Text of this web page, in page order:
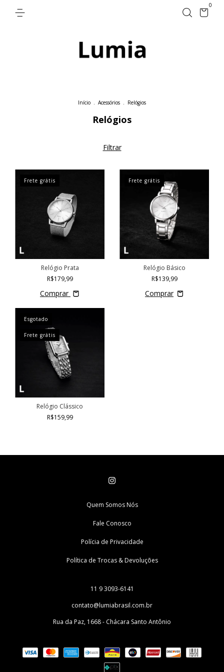
0
Início . Acessórios . Relógios
Relógios
Filtrar
Frete grátis
Relógio Prata
R$179,99
Comprar
Frete grátis
Relógio Básico
R$139,99
Esgotado
Frete grátis
Relógio Clássico
R$159,99
Quem Somos Nós
Fale Conosco
Polícia de Privacidade
Política de Trocas & Devoluções
11 9 3093-6141
contato@lumiabrasil.com.br
Rua da Paz, 1668 - Chácara Santo Antônio